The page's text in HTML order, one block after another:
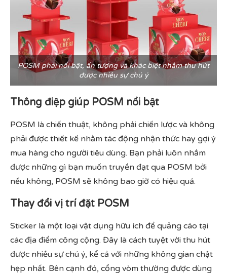
POSM phải nổi bật, ấn tượng và khác biệt nhằm thu hút
được nhiều sự chú ý
Thông điệp giúp POSM nổi bật
POSM là chiến thuật, không phải chiến lược và không
phải được thiết kế nhằm tác động nhận thức hay gợi ý
mua hàng cho người tiêu dùng. Bạn phải luôn nhắm
được những gì bạn muốn truyền đạt qua POSM bởi
nếu không, POSM sẽ không bao giờ có hiệu quả.
Thay đổi vị trí đặt POSM
Sticker là một loại vật dụng hữu ích để quảng cáo tại
các địa điểm công cộng. Đây là cách tuyệt vời thu hút
được nhiều sự chú ý, kể cả với những không gian chật
hẹp nhất. Bên cạnh đó, cổng vòm thường được dùng